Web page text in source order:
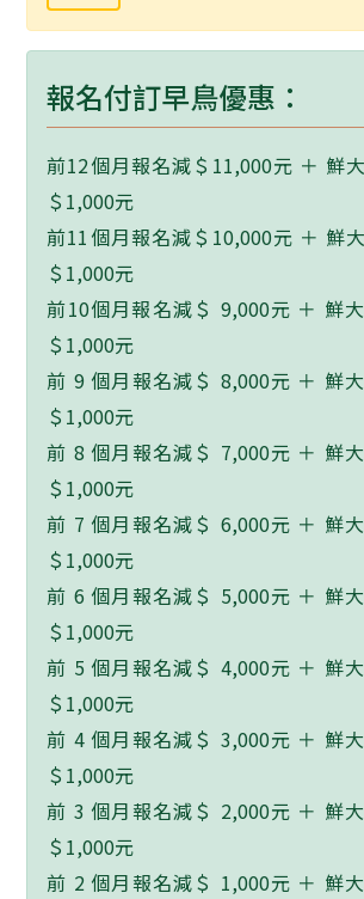
報名付訂早鳥優惠：
前12個月報名減＄11,000元 ＋ 鮮
＄1,000元
前11個月報名減＄10,000元 ＋ 鮮
＄1,000元
前10個月報名減＄ 9,000元 ＋ 鮮
＄1,000元
前 9 個月報名減＄ 8,000元 ＋ 鮮
＄1,000元
前 8 個月報名減＄ 7,000元 ＋ 鮮
＄1,000元
前 7 個月報名減＄ 6,000元 ＋ 鮮
＄1,000元
前 6 個月報名減＄ 5,000元 ＋ 鮮
＄1,000元
前 5 個月報名減＄ 4,000元 ＋ 鮮
＄1,000元
前 4 個月報名減＄ 3,000元 ＋ 鮮
＄1,000元
前 3 個月報名減＄ 2,000元 ＋ 鮮
＄1,000元
前 2 個月報名減＄ 1,000元 ＋ 鮮